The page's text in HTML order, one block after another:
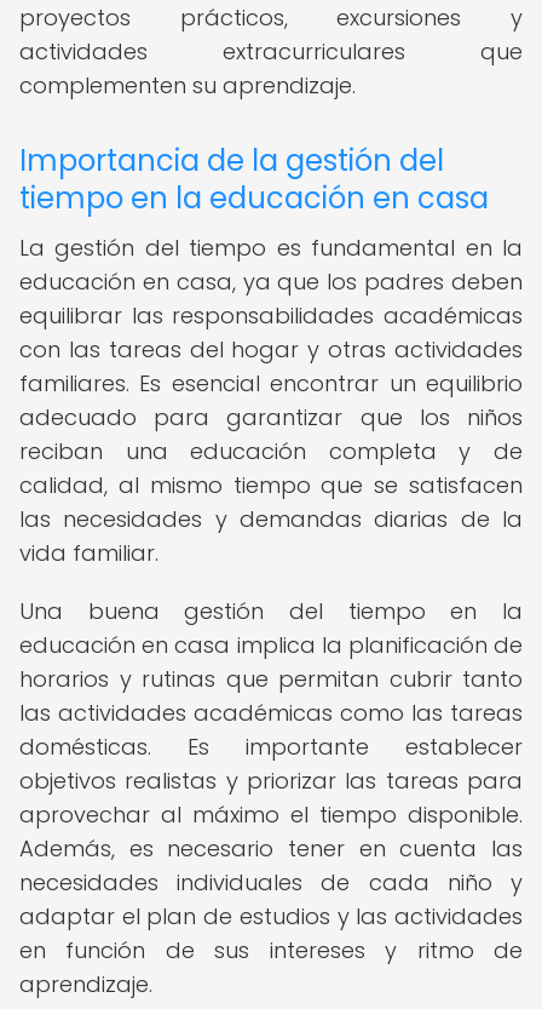
proyectos prácticos, excursiones y
actividades extracurriculares que
complementen su aprendizaje.
Importancia de la gestión del
tiempo en la educación en casa
La gestión del tiempo es fundamental en la
educación en casa, ya que los padres deben
equilibrar las responsabilidades académicas
con las tareas del hogar y otras actividades
familiares. Es esencial encontrar un equilibrio
adecuado para garantizar que los niños
reciban una educación completa y de
calidad, al mismo tiempo que se satisfacen
las necesidades y demandas diarias de la
vida familiar.
Una buena gestión del tiempo en la
educación en casa implica la planificación de
horarios y rutinas que permitan cubrir tanto
las actividades académicas como las tareas
domésticas. Es importante establecer
objetivos realistas y priorizar las tareas para
aprovechar al máximo el tiempo disponible.
Además, es necesario tener en cuenta las
necesidades individuales de cada niño y
adaptar el plan de estudios y las actividades
en función de sus intereses y ritmo de
aprendizaje.